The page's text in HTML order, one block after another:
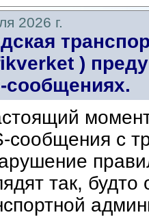
2026 г.
)
сообщениях.
сообщения с
так,